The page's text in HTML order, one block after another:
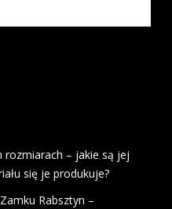
rozmiarach – jakie są jej
się je produkuje?
Rabsztyn –